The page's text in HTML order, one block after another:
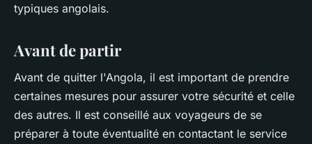
typiques angolais.
Avant de partir
Avant de quitter l'Angola, il est important de prendre
certaines mesures pour assurer votre sécurité et celle
des autres. Il est conseillé aux voyageurs de se
préparer à toute éventualité en contactant le service